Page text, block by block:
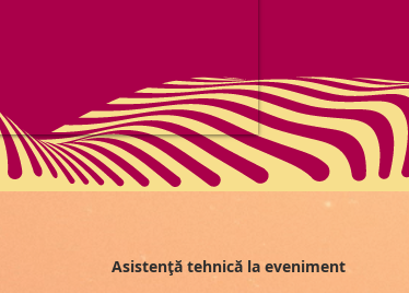
Asistență tehnică la eveniment